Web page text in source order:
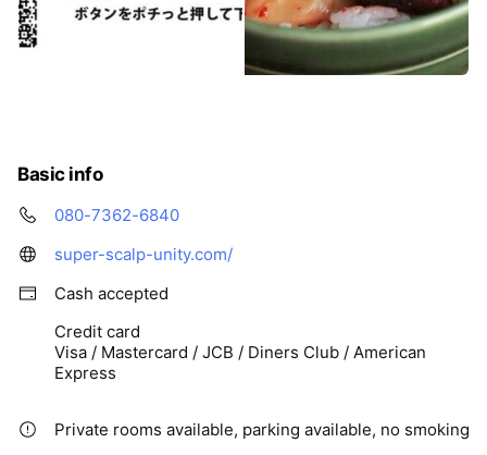
Basic info
080-7362-6840
super-scalp-unity.com/
Cash accepted
Credit card
Visa / Mastercard / JCB / Diners Club / American
Express
Private rooms available, parking available, no smoking